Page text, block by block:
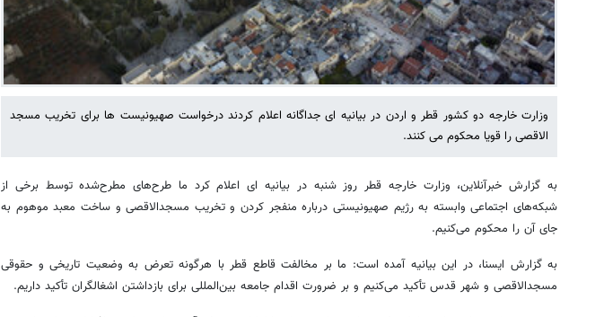
وزارت خارجه دو کشور قطر و اردن در بیانیه ای جداگانه اعلام کردند درخواست صهیونیست ها برای تخریب مسجد
الاقصی را قویا محکوم می کنند.
به گزارش خبرآنلاین، وزارت خارجه قطر روز شنبه در بیانیه ای اعلام کرد ما طرح‌های مطرح‌شده توسط برخی از
شبکه‌های اجتماعی وابسته به رژیم صهیونیستی درباره منفجر کردن و تخریب مسجدالاقصی و ساخت معبد موهوم به
جای آن را محکوم می‌کنیم.
به گزارش ایسنا، در این بیانیه آمده است: ما بر مخالفت قاطع قطر با هرگونه تعرض به وضعیت تاریخی و حقوقی
مسجدالاقصی و شهر قدس تأکید می‌کنیم و بر ضرورت اقدام جامعه بین‌المللی برای بازداشتن اشغالگران تأکید داریم.